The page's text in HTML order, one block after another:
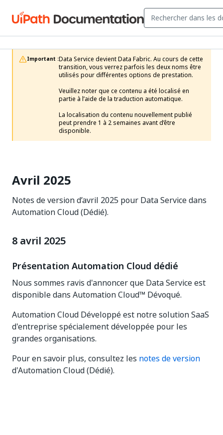
Important :Data Service devient Data Fabric. Au cours de cette
transition, vous verrez parfois les deux noms être
utilisés pour différentes options de prestation.
Veuillez noter que ce contenu a été localisé en
partie à l’aide de la traduction automatique.
La localisation du contenu nouvellement publié
peut prendre 1 à 2 semaines avant d’être
disponible.
Avril 2025
Notes de version d’avril 2025 pour Data Service dans
Automation Cloud (Dédié).
8 avril 2025
Présentation Automation Cloud dédié
Nous sommes ravis d'annoncer que Data Service est
disponible dans Automation Cloud™ Dévoqué.
Automation Cloud Développé est notre solution SaaS
d'entreprise spécialement développée pour les
grandes organisations.
Pour en savoir plus, consultez les notes de version
d'Automation Cloud (Dédié).